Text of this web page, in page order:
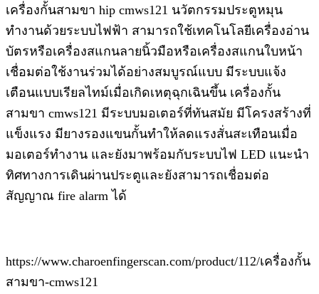
เครื่องกั้นสามขา hip cmws121 นวัตกรรมประตูหมุน
ทำงานด้วยระบบไฟฟ้า สามารถใช้เทคโนโลยีเครื่องอ่าน
บัตรหรือเครื่องสแกนลายนิ้วมือหรือเครื่องสแกนใบหน้า
เชื่อมต่อใช้งานร่วมได้อย่างสมบูรณ์แบบ มีระบบแจ้ง
เตือนแบบเรียลไทม์เมื่อเกิดเหตุฉุกเฉินขึ้น เครื่องกั้น
สามขา cmws121 มีระบบมอเตอร์ที่ทันสมัย มีโครงสร้างที่
แข็งแรง มียางรองแขนกั้นทำให้ลดแรงสั่นสะเทือนเมื่อ
มอเตอร์ทำงาน และยังมาพร้อมกับระบบไฟ LED แนะนำ
ทิศทางการเดินผ่านประตูและยังสามารถเชื่อมต่อ
สัญญาณ fire alarm ได้
https://www.charoenfingerscan.com/product/112/เครื่องกั้น
สามขา-cmws121